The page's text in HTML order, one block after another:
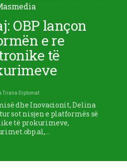
OBP lançon
e re
të
Tirana Diplomat
dhe Inovacionit, Delina
sot nisjen e platformës së
të prokurimeve,